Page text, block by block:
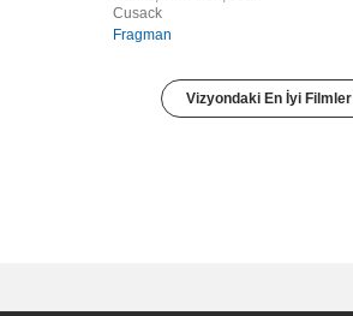
Cusack
Fragman
Vizyondaki En İyi Filmler